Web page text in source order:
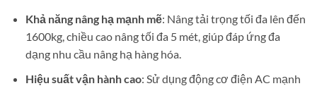
Khả năng nâng hạ mạnh mẽ: Nâng tải trọng tối đa lên đến
1600kg, chiều cao nâng tối đa 5 mét, giúp đáp ứng đa
dạng nhu cầu nâng hạ hàng hóa.
Hiệu suất vận hành cao: Sử dụng động cơ điện AC mạnh